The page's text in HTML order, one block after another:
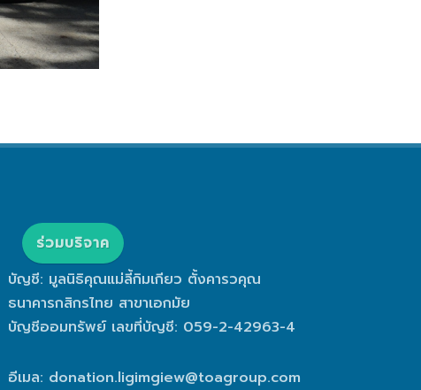
ร่วมบริจาค
บัญชี: มูลนิธิคุณแม่ลี้กิมเกียว ตั้งคารวคุณ
ธนาคารกสิกรไทย สาขาเอกมัย
บัญชีออมทรัพย์ เลขที่บัญชี: 059-2-42963-4
อีเมล: donation.ligimgiew@toagroup.com